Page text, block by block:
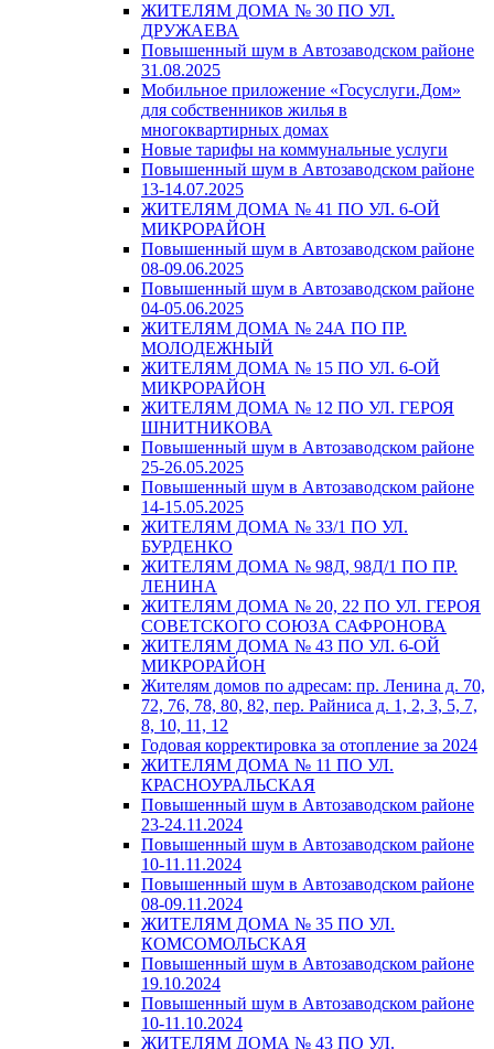
ЖИТЕЛЯМ ДОМА № 30 ПО УЛ.
ДРУЖАЕВА
Повышенный шум в Автозаводском районе
31.08.2025
Мобильное приложение «Госуслуги.Дом»
для собственников жилья в
многоквартирных домах
Новые тарифы на коммунальные услуги
Повышенный шум в Автозаводском районе
13-14.07.2025
ЖИТЕЛЯМ ДОМА № 41 ПО УЛ. 6-ОЙ
МИКРОРАЙОН
Повышенный шум в Автозаводском районе
08-09.06.2025
Повышенный шум в Автозаводском районе
04-05.06.2025
ЖИТЕЛЯМ ДОМА № 24А ПО ПР.
МОЛОДЕЖНЫЙ
ЖИТЕЛЯМ ДОМА № 15 ПО УЛ. 6-ОЙ
МИКРОРАЙОН
ЖИТЕЛЯМ ДОМА № 12 ПО УЛ. ГЕРОЯ
ШНИТНИКОВА
Повышенный шум в Автозаводском районе
25-26.05.2025
Повышенный шум в Автозаводском районе
14-15.05.2025
ЖИТЕЛЯМ ДОМА № 33/1 ПО УЛ.
БУРДЕНКО
ЖИТЕЛЯМ ДОМА № 98Д, 98Д/1 ПО ПР.
ЛЕНИНА
ЖИТЕЛЯМ ДОМА № 20, 22 ПО УЛ. ГЕРОЯ
СОВЕТСКОГО СОЮЗА САФРОНОВА
ЖИТЕЛЯМ ДОМА № 43 ПО УЛ. 6-ОЙ
МИКРОРАЙОН
Жителям домов по адресам: пр. Ленина д. 70,
72, 76, 78, 80, 82, пер. Райниса д. 1, 2, 3, 5, 7,
8, 10, 11, 12
Годовая корректировка за отопление за 2024
ЖИТЕЛЯМ ДОМА № 11 ПО УЛ.
КРАСНОУРАЛЬСКАЯ
Повышенный шум в Автозаводском районе
23-24.11.2024
Повышенный шум в Автозаводском районе
10-11.11.2024
Повышенный шум в Автозаводском районе
08-09.11.2024
ЖИТЕЛЯМ ДОМА № 35 ПО УЛ.
КОМСОМОЛЬСКАЯ
Повышенный шум в Автозаводском районе
19.10.2024
Повышенный шум в Автозаводском районе
10-11.10.2024
ЖИТЕЛЯМ ДОМА № 43 ПО УЛ.